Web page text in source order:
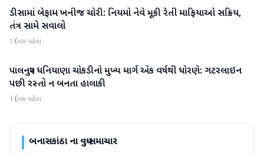
બનાસકાંઠા
ડીસામાં બેફામ ખનીજ ચોરી: નિયમો નેવે મૂકી રેતી માફિયાઓ સક્રિય,
તંત્ર સામે સવાલો
1 દિવસ પહેલા
બનાસકાંઠા
પાલનપુર ધનિયાણા ચોકડીનો મુખ્ય માર્ગ એક વર્ષથી ધોરણે: ગટરલાઇન
પછી રસ્તો ન બનતા હાલાકી
1 દિવસ પહેલા
બનાસકાંઠાના વધુ સમાચાર